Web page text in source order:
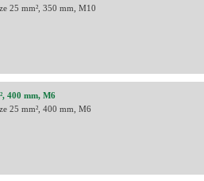
25 mm², 350 mm, M10
400 mm, M6
25 mm², 400 mm, M6